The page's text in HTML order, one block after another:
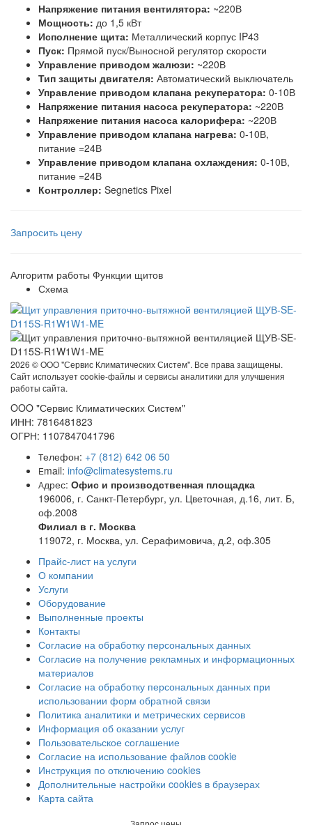
Напряжение питания вентилятора: ~220В
Мощность: до 1,5 кВт
Исполнение щита: Металлический корпус IP43
Пуск: Прямой пуск/Выносной регулятор скорости
Управление приводом жалюзи: ~220В
Тип защиты двигателя: Автоматический выключатель
Управление приводом клапана рекуператора: 0-10В
Напряжение питания насоса рекуператора: ~220В
Напряжение питания насоса калорифера: ~220В
Управление приводом клапана нагрева: 0-10В,
питание =24В
Управление приводом клапана охлаждения: 0-10В,
питание =24В
Контроллер: Segnetics Pixel
Запросить цену
Алгоритм работы Функции щитов
Схема
2026 ©OOO "Сервис Климатических Систем". Все права защищены.
Сайт использует cookie-файлы и сервисы аналитики для улучшения
работы сайта.
OOO "Сервис Климатических Систем"
ИНН: 7816481823
ОГРН: 1107847041796
Телефон: +7 (812) 642 06 50
Email: info@climatesystems.ru
Адрес: Офис и производственная площадка
196006, г. Санкт-Петербург, ул. Цветочная, д.16, лит. Б,
оф.2008
Филиал в г. Москва
119072, г. Москва, ул. Серафимовича, д.2, оф.305
Прайс-лист на услуги
О компании
Услуги
Оборудование
Выполненные проекты
Контакты
Согласие на обработку персональных данных
Согласие на получение рекламных и информационных
материалов
Согласие на обработку персональных данных при
использовании форм обратной связи
Политика аналитики и метрических сервисов
Информация об оказании услуг
Пользовательское соглашение
Согласие на использование файлов cookie
Инструкция по отключению cookies
Дополнительные настройки cookies в браузерах
Карта сайта